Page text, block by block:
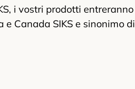
i vostri prodotti
Canada SIKS e sinonimo